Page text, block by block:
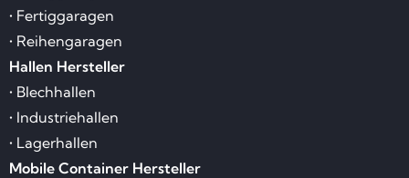
• Fertiggaragen
• Reihengaragen
Hallen Hersteller
• Blechhallen
• Industriehallen
• Lagerhallen
Mobile Container Hersteller